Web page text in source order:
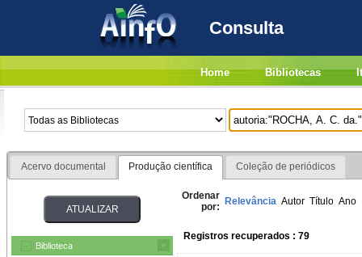
Consulta
Home Bibliotecas
Acervo documental Produção científica Coleção de periódicos
Biblioteca
Ordenar
por: Relevância Autor Título Ano
Registros recuperados : 79